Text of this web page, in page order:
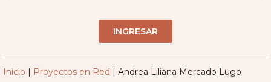
INGRESAR
Inicio | Proyectos en Red | Andrea Liliana Mercado Lugo